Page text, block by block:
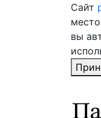
Сайт
вы